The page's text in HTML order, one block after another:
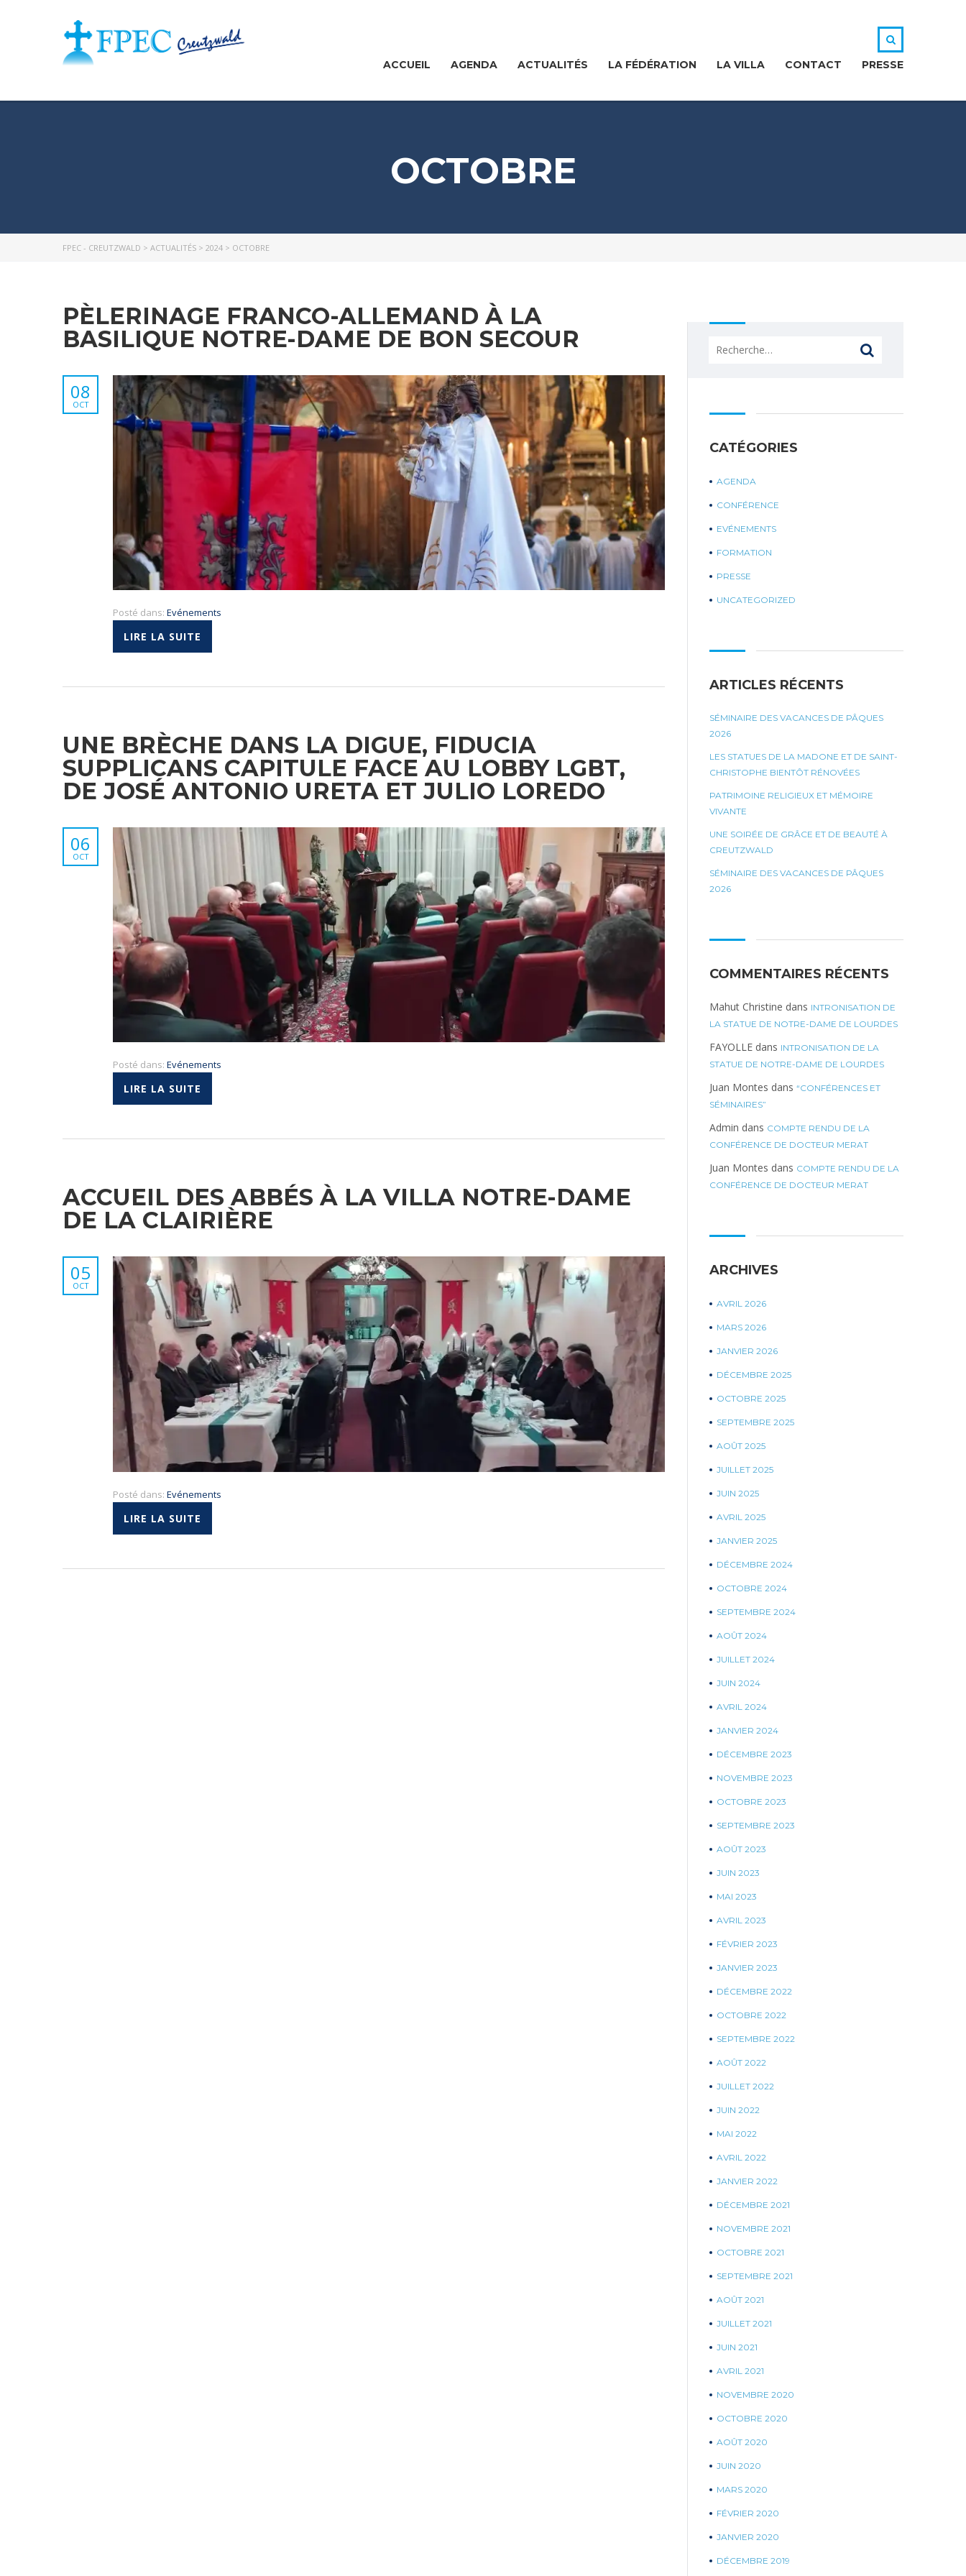
ACCUEIL AGENDA ACTUALITÉS LA FÉDÉRATION LA VILLA CONTACT PRESSE
OCTOBRE
FPEC - CREUTZWALD > ACTUALITÉS > 2024 > OCTOBRE
PÈLERINAGE FRANCO-ALLEMAND À LA
BASILIQUE NOTRE-DAME DE BON SECOUR
08
OCT
Posté dans: Evénements
LIRE LA SUITE
UNE BRÈCHE DANS LA DIGUE, FIDUCIA
SUPPLICANS CAPITULE FACE AU LOBBY LGBT,
DE JOSÉ ANTONIO URETA ET JULIO LOREDO
06
OCT
Posté dans: Evénements
LIRE LA SUITE
ACCUEIL DES ABBÉS À LA VILLA NOTRE-DAME
DE LA CLAIRIÈRE
05
OCT
Posté dans: Evénements
LIRE LA SUITE
Rechercher :
CATÉGORIES
AGENDA
CONFÉRENCE
EVÉNEMENTS
FORMATION
PRESSE
UNCATEGORIZED
ARTICLES RÉCENTS
SÉMINAIRE DES VACANCES DE PÂQUES
2026
LES STATUES DE LA MADONE ET DE SAINT-
CHRISTOPHE BIENTÔT RÉNOVÉES
PATRIMOINE RELIGIEUX ET MÉMOIRE
VIVANTE
UNE SOIRÉE DE GRÂCE ET DE BEAUTÉ À
CREUTZWALD
SÉMINAIRE DES VACANCES DE PÂQUES
2026
COMMENTAIRES RÉCENTS
Mahut Christine dans INTRONISATION DE
LA STATUE DE NOTRE-DAME DE LOURDES
FAYOLLE dans INTRONISATION DE LA
STATUE DE NOTRE-DAME DE LOURDES
Juan Montes dans “CONFÉRENCES ET
SÉMINAIRES”
Admin dans COMPTE RENDU DE LA
CONFÉRENCE DE DOCTEUR MERAT
Juan Montes dans COMPTE RENDU DE LA
CONFÉRENCE DE DOCTEUR MERAT
ARCHIVES
AVRIL 2026
MARS 2026
JANVIER 2026
DÉCEMBRE 2025
OCTOBRE 2025
SEPTEMBRE 2025
AOÛT 2025
JUILLET 2025
JUIN 2025
AVRIL 2025
JANVIER 2025
DÉCEMBRE 2024
OCTOBRE 2024
SEPTEMBRE 2024
AOÛT 2024
JUILLET 2024
JUIN 2024
AVRIL 2024
JANVIER 2024
DÉCEMBRE 2023
NOVEMBRE 2023
OCTOBRE 2023
SEPTEMBRE 2023
AOÛT 2023
JUIN 2023
MAI 2023
AVRIL 2023
FÉVRIER 2023
JANVIER 2023
DÉCEMBRE 2022
OCTOBRE 2022
SEPTEMBRE 2022
AOÛT 2022
JUILLET 2022
JUIN 2022
MAI 2022
AVRIL 2022
JANVIER 2022
DÉCEMBRE 2021
NOVEMBRE 2021
OCTOBRE 2021
SEPTEMBRE 2021
AOÛT 2021
JUILLET 2021
JUIN 2021
AVRIL 2021
NOVEMBRE 2020
OCTOBRE 2020
AOÛT 2020
JUIN 2020
MARS 2020
FÉVRIER 2020
JANVIER 2020
DÉCEMBRE 2019